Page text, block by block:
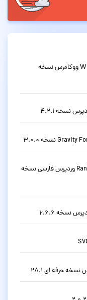
قالب فروشگاهی چندمنظوره وودمارت WoodMart ووکامرس نسخه
دانلود افزونه سئو حرفه ای رنک مث Rank Math Pro وردپرس فارسی نسخه